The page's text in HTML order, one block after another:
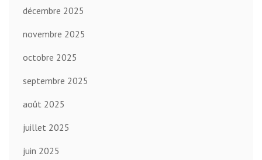
décembre 2025
novembre 2025
octobre 2025
septembre 2025
août 2025
juillet 2025
juin 2025